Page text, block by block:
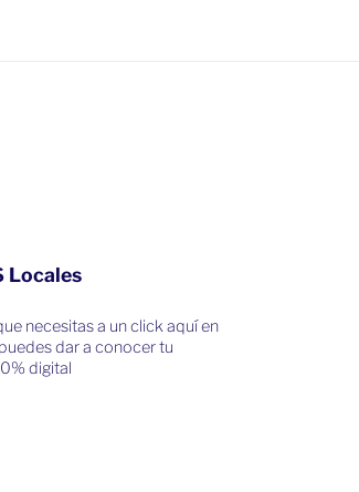
Locales
necesitas a un click aquí en
dar a conocer tu
digital